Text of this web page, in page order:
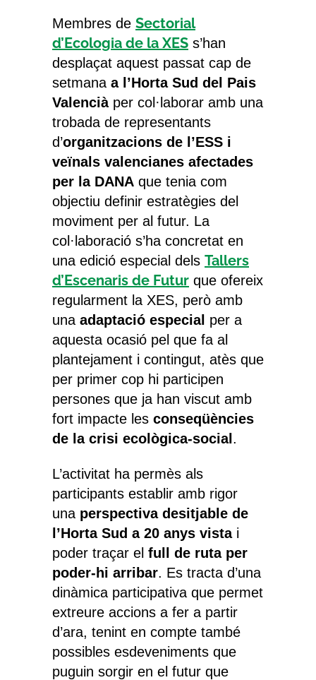
Membres de Sectorial
d’Ecologia de la XES s’han
desplaçat aquest passat cap de
setmana a l’Horta Sud del Pais
Valenciàper col·laborar amb una
trobada de representants
d’organitzacions de l’ESS i
veïnals valencianes afectades
per la DANA que tenia com
objectiu definir estratègies del
moviment per al futur. La
col·laboració s’ha concretat en
una edició especial dels Tallers
d’Escenaris de Futur que ofereix
regularment la XES, però amb
una adaptació especial per a
aquesta ocasió pel que fa al
plantejament i contingut, atès que
per primer cop hi participen
persones que ja han viscut amb
fort impacte les conseqüències
de la crisi ecològica-social .
L’activitat ha permès als
participants establir amb rigor
una perspectiva desitjable de
l’Horta Sud a 20 anys vistai
poder traçar el full de ruta per
poder-hi arribar. Es tracta d’una
dinàmica participativa que permet
extreure accions a fer a partir
d’ara, tenint en compte també
possibles esdeveniments que
puguin sorgir en el futur que